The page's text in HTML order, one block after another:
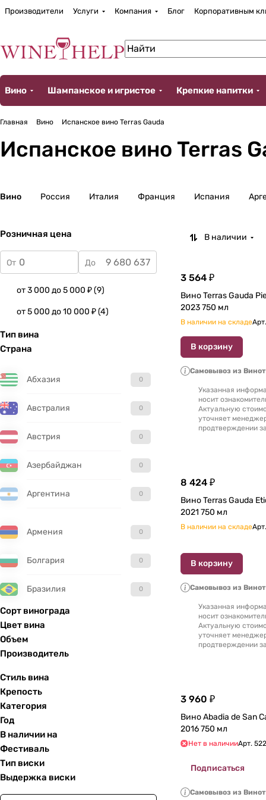
Производители Услуги Компания Блог Корпоративным
Вино Шампанское и игристое Крепкие напитки
Главная Вино Испанское вино Terras Gauda
Испанское вино Terras
Вино Россия Италия Франция Испания
Розничная цена
От До
от 3 000 до 5 000 ₽(9)
от 5 000 до 10 000 ₽(4)
Тип вина
Страна
Абхазия 0
Австралия 0
Австрия 0
Азербайджан 0
Аргентина 0
Армения 0
Болгария 0
Бразилия 0
Великобритания
Гватемала
Германия
Греция
Грузия
Сорт винограда
Цвет вина
Объем
Производитель
Стиль вина
Крепость
Категория
Год
В наличии на
Фестиваль
Тип виски
Выдержка виски
В наличии
3 564 ₽
Вино Terras Gauda
2023 750 мл
В наличии на складеАрт.
В корзину
Самовывоз из
Указанная
носит
Актуальную
уточняет
продтверждении
8 424 ₽
Вино Terras Gauda Etiqueta Negra
2021 750 мл
В наличии на складеАрт.
В корзину
Самовывоз из
Указанная
носит
Актуальную
уточняет
продтверждении
3 960 ₽
Вино Abadia de San
2016 750 мл
Нет в наличииАрт.
Подписаться
Самовывоз из